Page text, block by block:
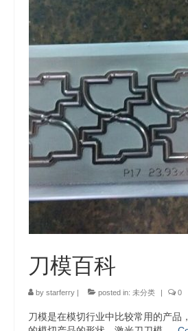
刀模百科
by starferry | posted in: 未分类 | 0
刀模是在模切行业中比较常用的产品